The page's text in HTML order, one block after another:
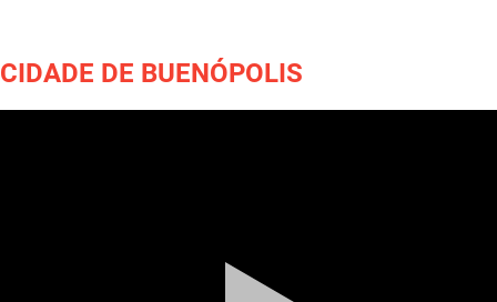
CIDADE DE BUENÓPOLIS
FORMULÁRIO DE BUSCA